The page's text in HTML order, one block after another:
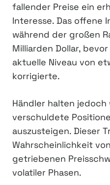
fallender Preise ein
Interesse. Das offene
während der großen
Milliarden Dollar,
aktuelle Niveau von
korrigierte.
Händler halten jedoch
verschuldete
auszusteigen. Dieser
Wahrscheinlichkeit
getriebenen
volatiler Phasen.